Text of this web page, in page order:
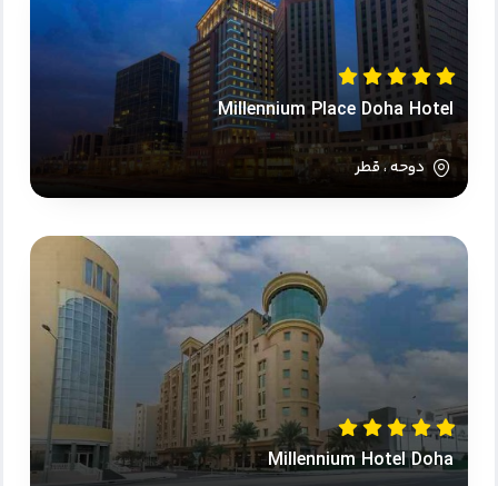
Millennium Place Doha Hotel
دوحه ، قطر
Millennium Hotel Doha